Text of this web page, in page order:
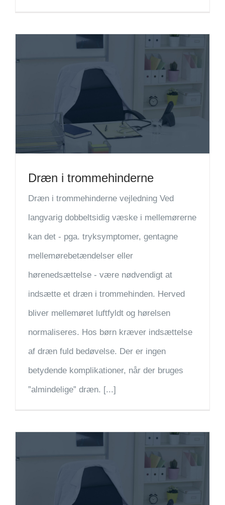
Dræn i trommehinderne
Dræn i trommehinderne vejledning Ved
langvarig dobbeltsidig væske i mellemørerne
kan det - pga. tryksymptomer, gentagne
mellemørebetændelser eller
hørenedsættelse - være nødvendigt at
indsætte et dræn i trommehinden. Herved
bliver mellemøret luftfyldt og hørelsen
normaliseres. Hos børn kræver indsættelse
af dræn fuld bedøvelse. Der er ingen
betydende komplikationer, når der bruges
”almindelige” dræn. [...]